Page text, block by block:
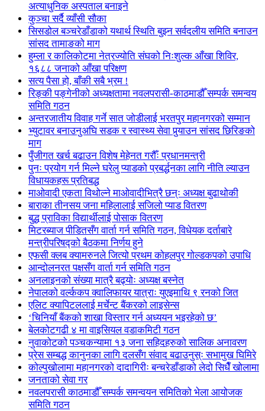
अत्याधुनिक अस्पताल बनाइने
कुञ्चा सर्दै व्याँसी सौका
सिसडोल बञ्चरेडाँडाको यथार्थ स्थिति बुझ्न सर्वदलीय समिति बनाउन
सांसद तामाङको माग
हुम्ला र कालिकोटमा नेत्रज्योति संघको निःशुल्क आँखा शिविर,
१६८८ जनाको आँखा परिक्षण
सत्य पैसा हो, बाँकी सबै भ्रम !
रिङ्की पङ्गेनीको अध्यक्षतामा नवलपरासी-काठमाडौँ सम्पर्क समन्वय
समिति गठन
अन्तरजातीय विवाह गर्ने सात जोडीलाई भरतपुर महानगरको सम्मान
भ्युटावर बनाउनुअघि सडक र स्वास्थ्य सेवा पुर्‍याउन सांसद छिरिङको
माग
पुँजीगत खर्च बढाउन विशेष मेहेनत गरौँः प्रधानमन्त्री
पुनः प्रयोग गर्न मिल्ने घरेलु प्याडको प्रबर्द्धनका लागि नीति ल्याउन
विधायकहरू प्रतिबद्ध
माओवादी एकता विथोल्ने माओवादीभित्रै छन्ः अध्यक्ष बुढाथोकी
बाराका तीनसय जना महिलालाई सजिलो प्याड वितरण
बुद्ध प्राविका विद्यार्थीलाई पोसाक वितरण
मिटरब्याज पीडितसँग वार्ता गर्न समिति गठन, विधेयक दर्ताबारे
मन्त्रीपरिषद्को बैठकमा निर्णय हुने
एफसी क्लब क्यामरुनले जित्यो प्रथम कोहलपुर गोल्डकपको उपाधि
आन्दोलनरत पक्षसँग वार्ता गर्न समिति गठन
अनलाइनको संख्या मात्रै बढ्योः अध्यक्ष बस्नेत
नेपालको वर्ल्ककप क्वालिफायर यात्राः युएइमाथि ९ रनको जित
एलिट क्यापिटललाई मर्चेन्ट बैंकरको लाइसेन्स
‘चिनियाँ बैंकको शाखा विस्तार गर्न अध्ययन भइरहेको छ’
बेलकोटगढी ४ मा वाइसियल वडाकमिटी गठन
नुवाकोटको पञ्चकन्यामा १३ जना सहिदहरुको सालिक अनावरण
प्रेस सम्बद्ध कानुनका लागि दलसँग संवाद बढाउनुस्ः सभामुख घिमिरे
कोल्पुखोलामा महानगरको दादागिरीः बन्चरेडाँडाको लेदो सिधैँ खोलामा
जनताको सेवा गर
नवलपरासी काठमाडौँ सम्पर्क समन्वयन समितिको भेला आयोजक
समिति गठन